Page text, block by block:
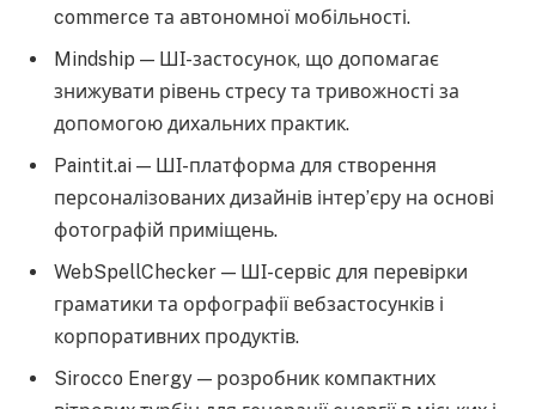
commerce та автономної мобільності.
Mindship — ШІ-застосунок, що допомагає
знижувати рівень стресу та тривожності за
допомогою дихальних практик.
Paintit.ai — ШІ-платформа для створення
персоналізованих дизайнів інтер’єру на основі
фотографій приміщень.
WebSpellChecker — ШІ-сервіс для перевірки
граматики та орфографії вебзастосунків і
корпоративних продуктів.
Sirocco Energy — розробник компактних